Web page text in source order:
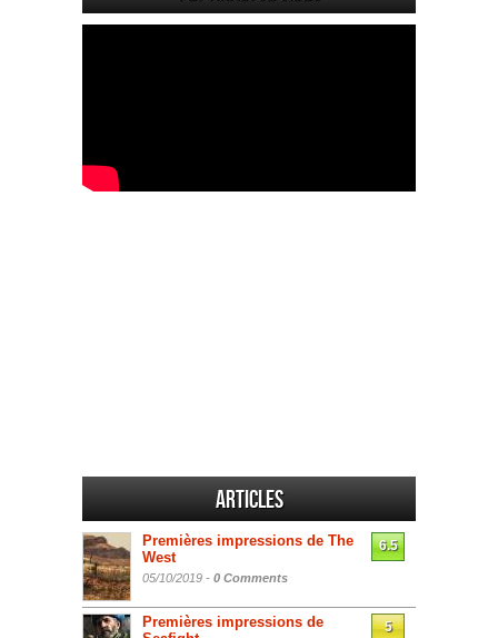
Articles
Premières impressions de The
West
05/10/2019 - 0 Comments
6.5
Premières impressions de
5